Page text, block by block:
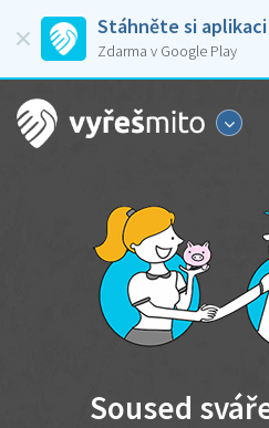
Stáhněte si aplikaci
Zdarma v Google Play
Soused